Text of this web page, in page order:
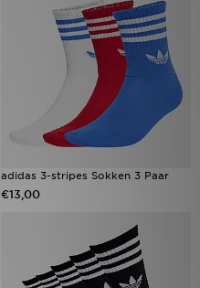
adidas 3-stripes Sokken 3 Paar
€13,00